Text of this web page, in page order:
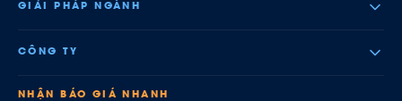
GIẢI PHÁP NGÀNH
CÔNG TY
NHẬN BÁO GIÁ NHANH